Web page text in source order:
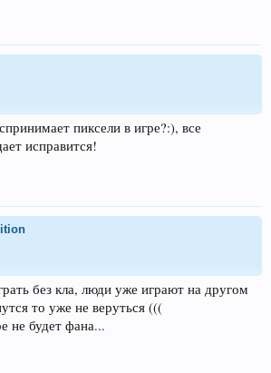
пиксели в игре?:), все
исправится!
без кла, люди уже играют на другом
то уже не веруться (((
не будет фана...